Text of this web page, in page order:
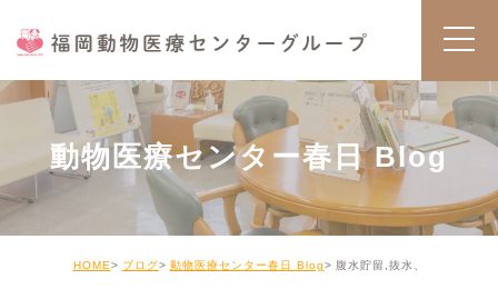
動物医療センター春日 Blog
HOME ブログ 動物医療センター春日 Blog 腹水貯留,抜水、